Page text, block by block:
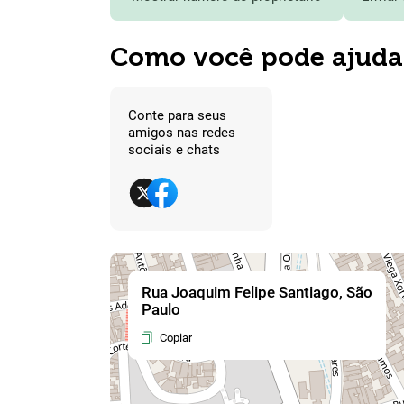
Como você pode
Conte para seus
amigos nas redes
sociais e chats
Rua Joaquim Felipe Santiago, São
Paulo
Copiar